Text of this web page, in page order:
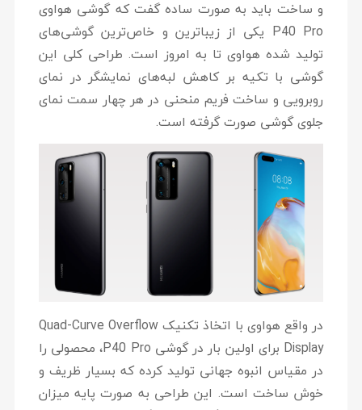
و ساخت باید به صورت ساده گفت که گوشی هواوی
P40 Pro یکی از زیباترین و خاص‌ترین گوشی‌های
تولید شده هواوی تا به امروز است. طراحی کلی این
گوشی با تکیه بر کاهش لبه‌های نمایشگر در نمای
روبرویی و ساخت فریم منحنی در هر چهار سمت نمای
جلوی گوشی صورت گرفته است.
در واقع هواوی با اتخاذ تکنیک Quad-Curve Overflow
Display برای اولین بار در گوشی P40 Pro، محصولی را
در مقیاس انبوه جهانی تولید کرده که بسیار ظریف و
خوش ساخت است. این طراحی به صورت پایه میزان